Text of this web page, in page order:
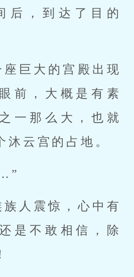
后，到达了目的
座巨大的宫殿出现
前，大概是有素
一那么大，也就
沐云宫的占地。
人震惊，心中有
是不敢相信，除